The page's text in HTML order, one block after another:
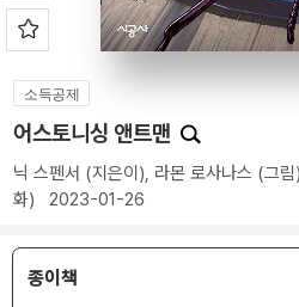
소득공제
어스토니싱 앤트맨
닉 스펜서 (지은이), 라몬 로사나스 (그림
화) 2023-01-26
종이책